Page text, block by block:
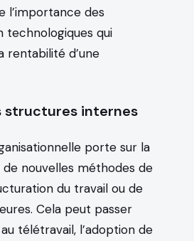
l’importance des
technologiques qui
rentabilité d’une
structures internes
porte sur la
nouvelles méthodes de
du travail ou de
Cela peut passer
télétravail, l’adoption de